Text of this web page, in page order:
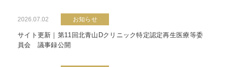
2026.07.02 お知らせ
サイト更新｜第11回北青山Dクリニック特定認定再生医療等委
員会 議事録公開